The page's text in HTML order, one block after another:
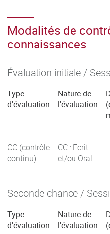
Respecter les principes
responsabilité
Travailler en équipe et en
responsabilité au service d’un
Analyser ses actions en
s’autoévaluer pour améliorer
Modalités de
connaissances
Évaluation initiale /
Type
d'évaluation
Nature de
l'évaluation
CC (contrôle
continu)
CC : Ecrit
et/ou Oral
Seconde chance /
Type
d'évaluation
Nature de
l'évaluation